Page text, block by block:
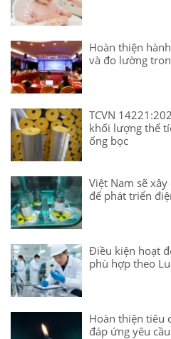
Hoàn thiện
và đo lường
TCVN
khối lượng thể
ống bọc
Việt Nam sẽ
để phát triển
Điều kiện hoạt
phù hợp theo
Hoàn thiện tiêu
đáp ứng yêu